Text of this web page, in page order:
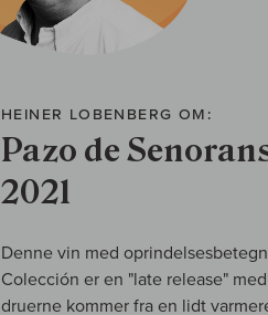
HEINER LOBENBERG OM:
Pazo de
2021
Denne vin med
Colección er en "late release"
druerne kommer fra en lidt